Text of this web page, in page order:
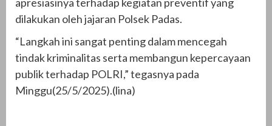
apresiasinya terhadap kegiatan preventif yang
dilakukan oleh jajaran Polsek Padas.
“Langkah ini sangat penting dalam mencegah
tindak kriminalitas serta membangun kepercayaan
publik terhadap POLRI,” tegasnya pada
Minggu(25/5/2025).(lina)